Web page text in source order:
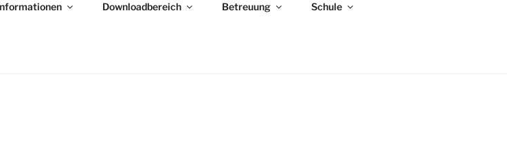
Downloadbereich Betreuung Schule